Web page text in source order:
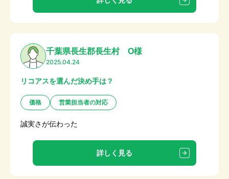
千葉県長生郡長生村 O様
2025.04.24
リコアスを選んだ決め手は？
価格 営業担当者の対応
誠実さが伝わった
詳しく見る